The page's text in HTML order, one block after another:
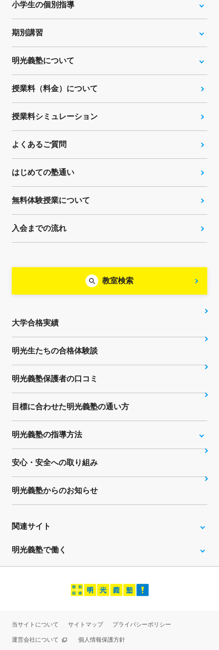
小学生の個別指導
期別講習
明光義塾について
授業料（料金）について
授業料シミュレーション
よくあるご質問
はじめての塾通い
無料体験授業について
入会までの流れ
教室検索
大学合格実績
明光生たちの合格体験談
明光義塾保護者の口コミ
目標に合わせた明光義塾の通い方
明光義塾の指導方法
安心・安全への取り組み
明光義塾からのお知らせ
関連サイト
明光義塾で働く
当サイトについて サイトマップ プライバシーポリシー
運営会社について 個人情報保護方針